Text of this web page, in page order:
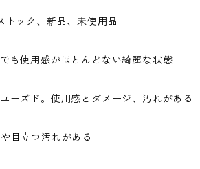
トック、新品、未使用品
も使用感がほとんどない綺麗な状態
ーズド。使用感とダメージ、汚れがある
目立つ汚れがある